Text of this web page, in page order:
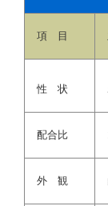
項 目
性 状
配合比
外 観